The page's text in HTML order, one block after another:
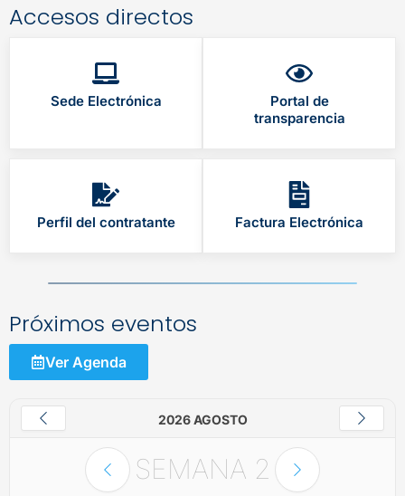
Accesos directos
Sede Electrónica
Portal de
transparencia
Perfil del contratante Factura Electrónica
Próximos eventos
Ver Agenda
2026 AGOSTO
SEMANA 2